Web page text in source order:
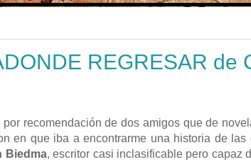
REGRESAR de
recomendación de dos amigos que de
en que iba a encontrarme una historia de
Biedma, escritor casi inclasificable pero capaz